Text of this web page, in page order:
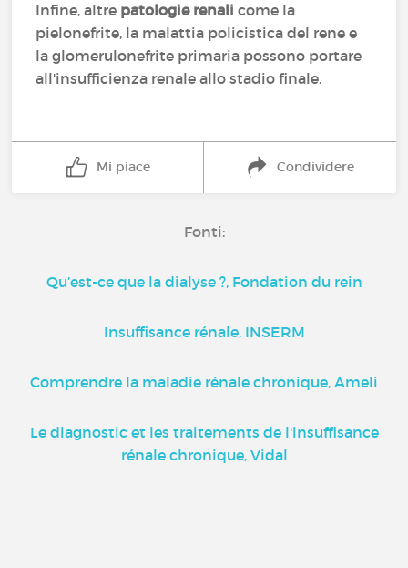
Infine, altre patologie renali come la
pielonefrite, la malattia policistica del rene e
la glomerulonefrite primaria possono portare
all'insufficienza renale allo stadio finale.
Mi piace Condividere
Fonti:
Qu’est-ce que la dialyse ?, Fondation du rein
Insuffisance rénale, INSERM
Comprendre la maladie rénale chronique, Ameli
Le diagnostic et les traitements de l'insuffisance
rénale chronique, Vidal